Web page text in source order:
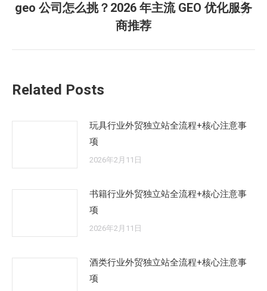
章：
来
的
geo 公司怎么挑？2026 年主流 GEO 优化服务
商推荐
Related Posts
玩具行业外贸独立站全流程+核心注意事
项
2026年2月11日
书籍行业外贸独立站全流程+核心注意事
项
2026年2月11日
酒类行业外贸独立站全流程+核心注意事
项